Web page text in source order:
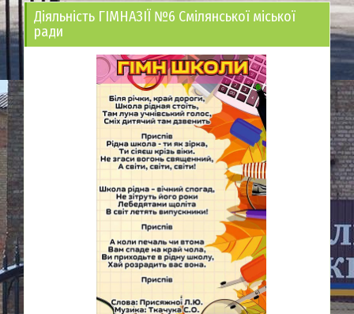
Діяльність ГІМНАЗІЇ №6 Смілянської міської
ради